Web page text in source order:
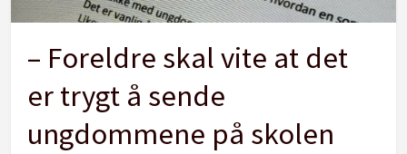
– Foreldre skal vite at det
er trygt å sende
ungdommene på skolen